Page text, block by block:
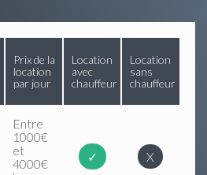
Prix de la
location
par jour
Location
avec
chauffeur
Location
sans
chauffeur
Entre
1000€
et
4000€
✓ X